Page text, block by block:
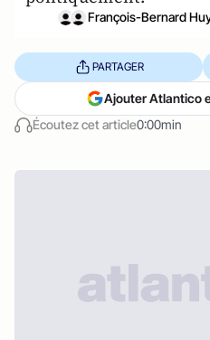
François-Bernard
Écoutez cet article0:00min
PARTAGER
Ajouter Atlantico